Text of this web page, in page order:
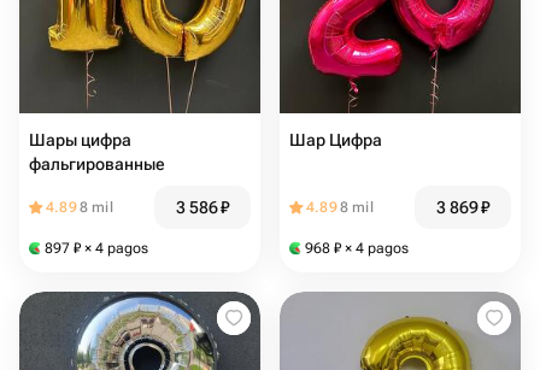
Шары цифра
фальгированные
4.898 mil 3 586₽
897 ₽ × 4 pagos
Шар Цифра
4.898 mil 3 869₽
968 ₽ × 4 pagos